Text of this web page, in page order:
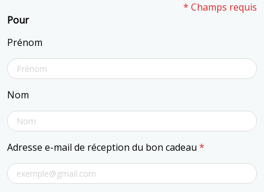
* Champs requis
Pour
Prénom
Nom
Adresse e-mail de réception du bon cadeau *